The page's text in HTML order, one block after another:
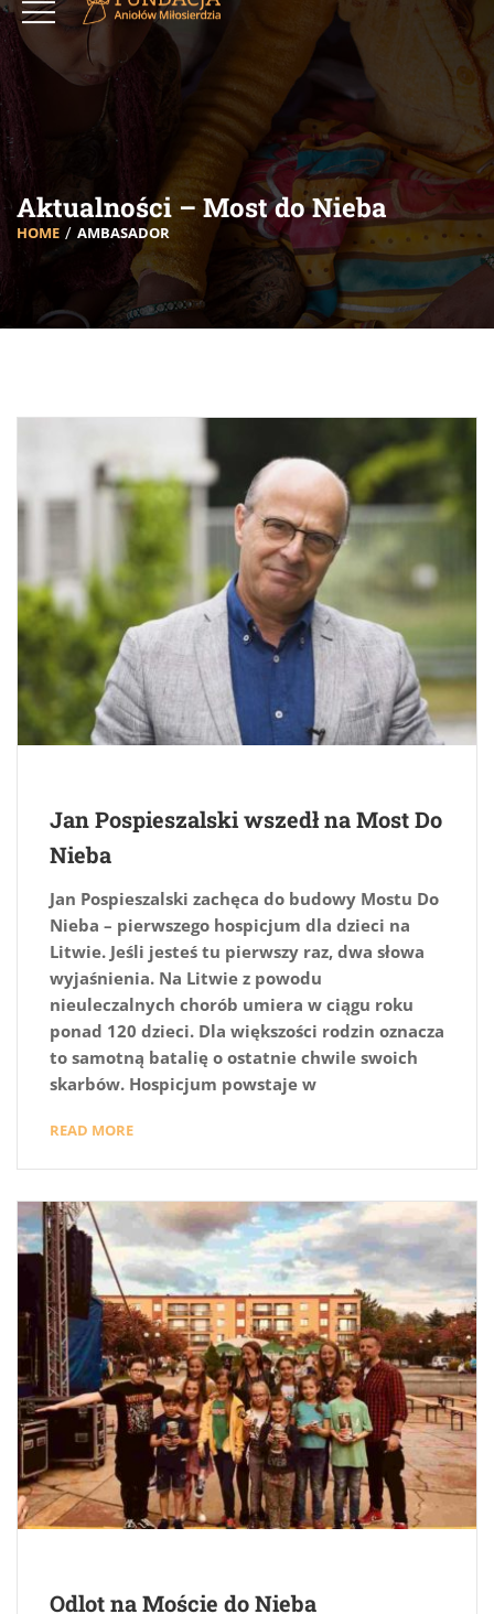
Aktualności – Most do Nieba
HOME AMBASADOR
Jan Pospieszalski wszedł na Most Do
Nieba
Jan Pospieszalski zachęca do budowy Mostu Do
Nieba – pierwszego hospicjum dla dzieci na
Litwie. Jeśli jesteś tu pierwszy raz, dwa słowa
wyjaśnienia. Na Litwie z powodu
nieuleczalnych chorób umiera w ciągu roku
ponad 120 dzieci. Dla większości rodzin oznacza
to samotną batalię o ostatnie chwile swoich
skarbów. Hospicjum powstaje w
READ MORE
Odlot na Moście do Nieba